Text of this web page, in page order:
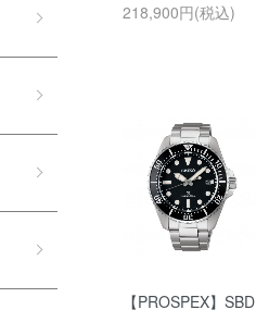
218,900円(税込)
【PROSPEX】SBD